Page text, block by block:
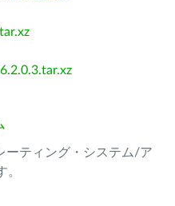
ーティング・システム/ア
。